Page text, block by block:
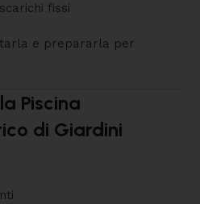
fissi
e prepararla per
Piscina
di Giardini